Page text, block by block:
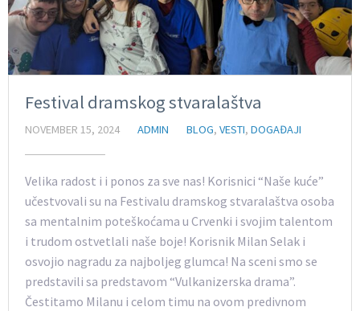
Festival dramskog stvaralaštva
NOVEMBER 15, 2024 ADMIN BLOG, VESTI, DOGAĐAJI
Velika radost i i ponos za sve nas! Korisnici “Naše kuće”
učestvovali su na Festivalu dramskog stvaralaštva osoba
sa mentalnim poteškoćama u Crvenki i svojim talentom
i trudom ostvetlali naše boje! Korisnik Milan Selak i
osvojio nagradu za najboljeg glumca! Na sceni smo se
predstavili sa predstavom “Vulkanizerska drama”.
Čestitamo Milanu i celom timu na ovom predivnom